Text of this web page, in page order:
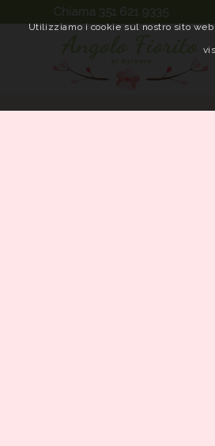
Chiama 351 621 9335
Utilizziamo i cookie sul nostro sito